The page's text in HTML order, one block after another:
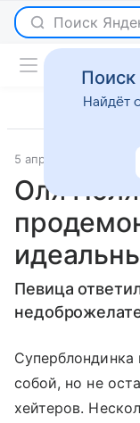
Поиск
5 апреля 2017
Оля
Певица
Суперблондинка
собой, но не
хейтеров.
Поиск
Найдёт